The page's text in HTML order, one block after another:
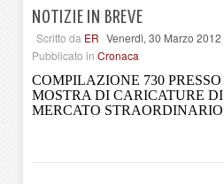
NOTIZIE IN BREVE
Scritto da ER Venerdì, 30 Marzo
Pubblicato in Cronaca
COMPILAZIONE 730
MOSTRA DI CARICATURE
MERCATO